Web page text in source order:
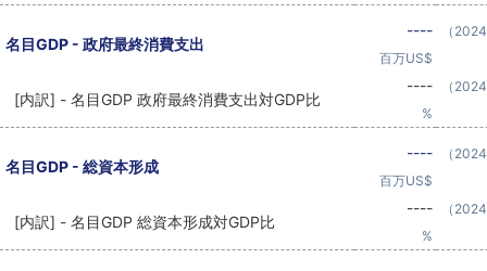
名目GDP - 政府最終消費支出
----
百万US$
（
[内訳] - 名目GDP 政府最終消費支出対GDP比
----
%
（
名目GDP - 総資本形成
----
百万US$
（
[内訳] - 名目GDP 総資本形成対GDP比
----
%
（